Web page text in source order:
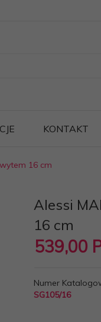
KONTAKT
16 cm
Alessi
16 cm
539,00
Numer
SG105/16